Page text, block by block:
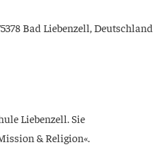
Bad Lie­ben­zell, Deutsch­land
Lie­ben­zell. Sie
& Religion«.